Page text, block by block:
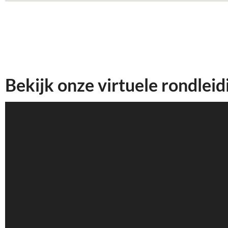
Bekijk onze virtuele